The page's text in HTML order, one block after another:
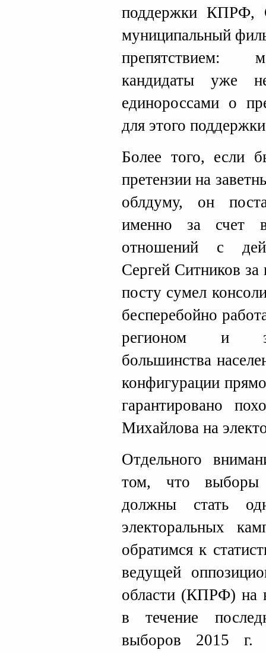
поддержки
муниципальный
препятствием:
кандидаты уже
единороссами о
для этого
Более того, если
претензии на
облдуму, он
именно за счет
отношений с
Сергей Ситников
посту сумел
бесперебойно
регионом и
большинства
конфигурации
гарантировано
Михайлова на
Отдельного
том, что выборы
должны стать
электоральных
обратимся к
ведущей
области (КПРФ) на
в течение
выборов 2015 г.